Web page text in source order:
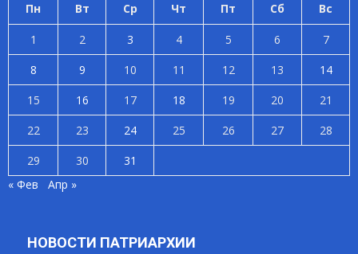
Пн Вт Ср Чт Пт Сб Вс
1 2 3 4 5 6
7
8
9 10 11 12 13
14
15
16 17 18 19 20
21
22
23 24 25 26 27
28
29
30
31
« Фев
Апр »
НОВОСТИ ПАТРИАРХИИ